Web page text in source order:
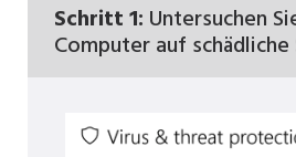
Schritt 1: Untersuchen
Computer auf